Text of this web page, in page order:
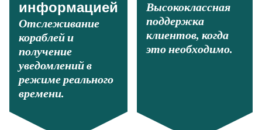
информацией
Отслеживание
кораблей и
получение
уведомлений в
режиме реального
времени.
Высококлассная
поддержка
клиентов, когда
это необходимо.